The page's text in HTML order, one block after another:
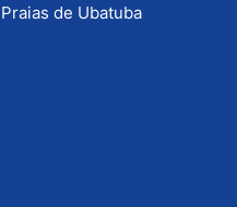
Praias de Ubatuba